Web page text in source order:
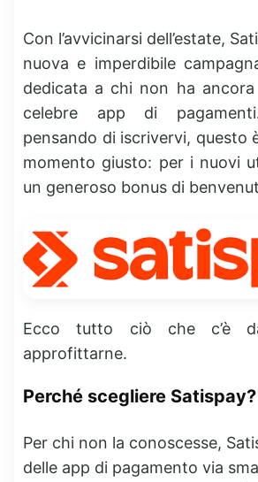
Con l’avvicinarsi dell’estate,
nuova e imperdibile
dedicata a chi non ha
celebre app di
pensando di iscrivervi, questo
momento giusto: per i nuovi
un generoso bonus di
Ecco tutto ciò che c’è
approfittarne.
Perché scegliere Satispay?
Per chi non la conoscesse,
delle app di pagamento via